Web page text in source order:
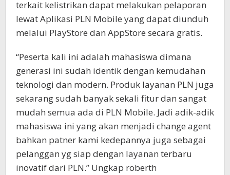
terkait kelistrikan dapat melakukan pelaporan
lewat Aplikasi PLN Mobile yang dapat diunduh
melalui PlayStore dan AppStore secara gratis.
“Peserta kali ini adalah mahasiswa dimana
generasi ini sudah identik dengan kemudahan
teknologi dan modern. Produk layanan PLN juga
sekarang sudah banyak sekali fitur dan sangat
mudah semua ada di PLN Mobile. Jadi adik-adik
mahasiswa ini yang akan menjadi change agent
bahkan patner kami kedepannya juga sebagai
pelanggan yg siap dengan layanan terbaru
inovatif dari PLN.” Ungkap roberth